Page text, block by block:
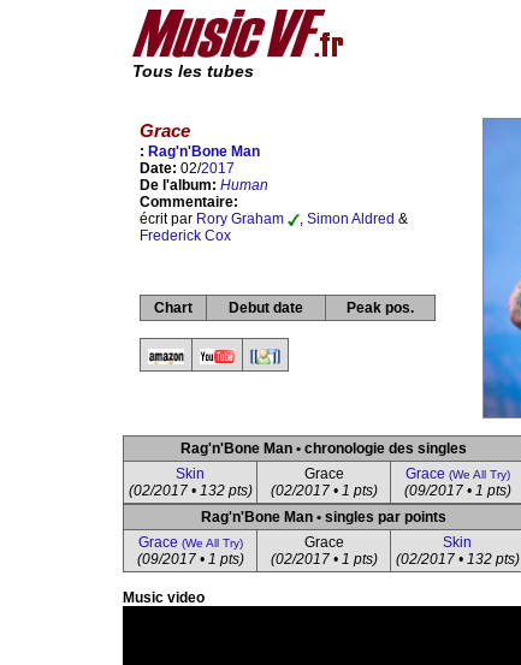
Tous les tubes
Grace
: Rag'n'Bone Man
Date: 02/2017
De l'album: Human
Commentaire:
écrit par Rory Graham , Simon Aldred &
Frederick Cox
Chart Debut date Peak pos.
Rag'n'Bone Man • chronologie des singles
Skin
(02/2017 • 132 pts)
Grace
(02/2017 • 1 pts)
Grace (We All Try)
(09/2017 • 1 pts)
Rag'n'Bone Man • singles par points
Grace (We All Try)
(09/2017 • 1 pts)
Grace
(02/2017 • 1 pts)
Skin
(02/2017 • 132 pts)
Music video